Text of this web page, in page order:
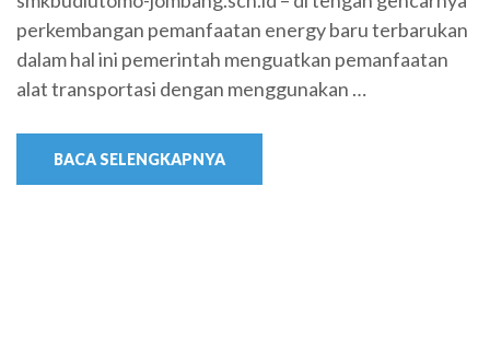
perkembangan pemanfaatan energy baru terbarukan
dalam hal ini pemerintah menguatkan pemanfaatan
alat transportasi dengan menggunakan …
BACA SELENGKAPNYA